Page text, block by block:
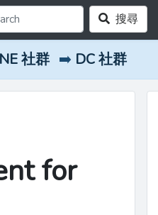
搜尋
社群 ➡️ DC 社群
for